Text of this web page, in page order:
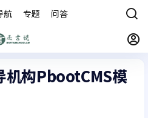
航 专题 问答
机构PbootCMS模